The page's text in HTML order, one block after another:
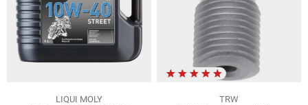
LIQUI MOLY
TRW